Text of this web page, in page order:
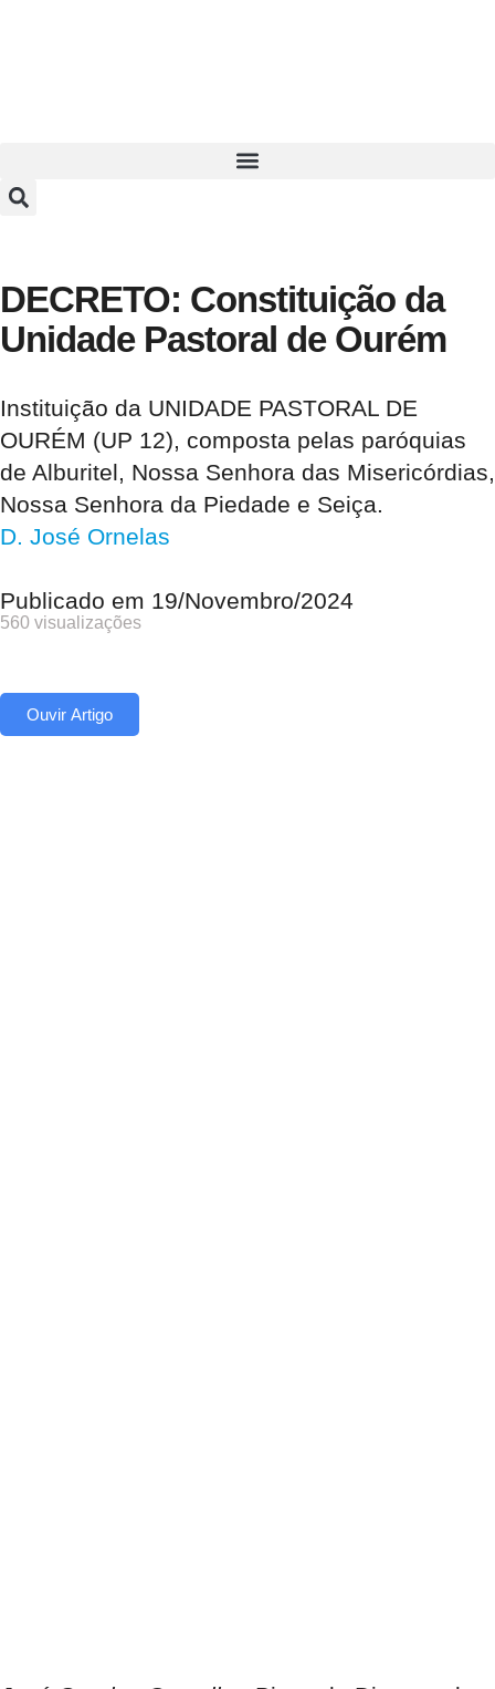
DECRETO: Constituição da
Unidade Pastoral de Ourém
Instituição da UNIDADE PASTORAL DE
OURÉM (UP 12), composta pelas paróquias
de Alburitel, Nossa Senhora das Misericórdias,
Nossa Senhora da Piedade e Seiça.
D. José Ornelas
Publicado em 19/Novembro/2024
560 visualizações
Ouvir Artigo